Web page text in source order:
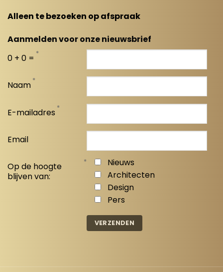
Alleen te bezoeken op afspraak
Aanmelden voor onze nieuwsbrief
0 + 0 = *
Naam *
E-mailadres *
Email
Op de hoogte
blijven van:
*
Nieuws
Architecten
Design
Pers